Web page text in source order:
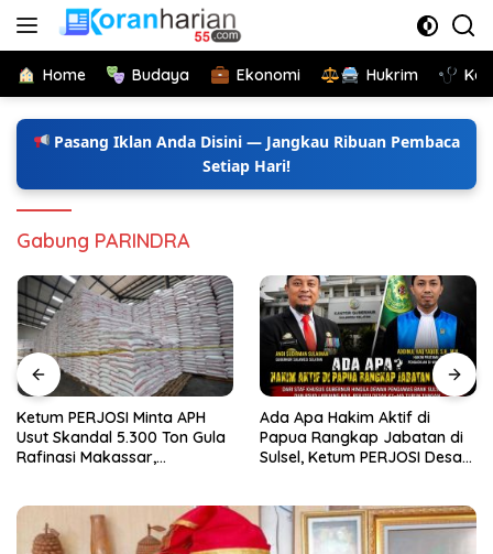
Langsung
Home Budaya Ekonomi Hukrim
Pasang Iklan Anda Disini — Jangkau Ribuan Pembaca
Setiap Hari!
Gabung PARINDRA
Ketum PERJOSI Minta APH
Usut Skandal 5.300 Ton Gula
Rafinasi Makassar,
Ada Apa Hakim Aktif di
Papua Rangkap Jabatan di
Sulsel, Ketum PERJOSI Desak